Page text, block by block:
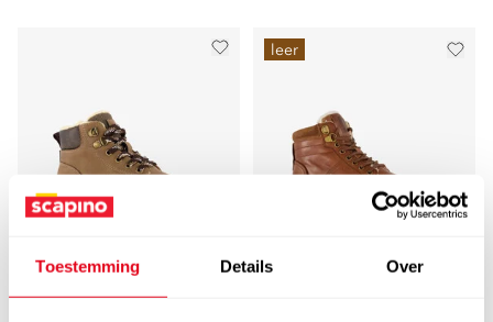
Toestemming Details Over
leer